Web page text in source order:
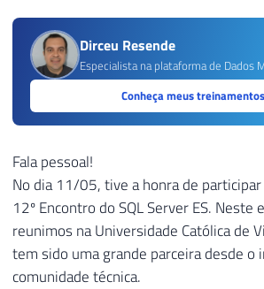
Dirceu Resende
Especialista na plataforma de Dados
Conheça meus treinamentos
Fala pessoal!
No dia 11/05, tive a honra de participar
12º Encontro do SQL Server ES. Neste
reunimos na Universidade Católica de
tem sido uma grande parceira desde o
comunidade técnica.